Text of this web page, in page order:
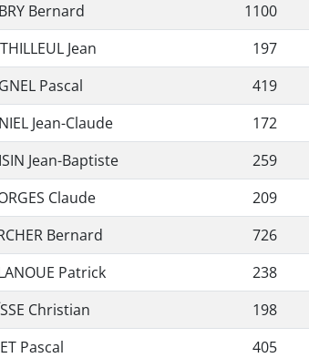
Bernard 1100
Jean 197
Pascal 419
Jean-Claude 172
Jean-Baptiste 259
Claude 209
Bernard 726
Patrick 238
Christian 198
Pascal 405